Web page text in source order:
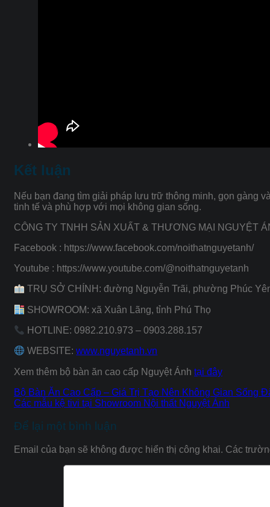
Kết luận
Nếu bạn đang tìm giải pháp lưu trữ thông minh, gọn gàng
tinh tế và phù hợp với mọi không gian sống.
CÔNG TY TNHH SẢN XUẤT & THƯƠNG MẠI NGUYỆT
Facebook : https://www.facebook.com/noithatnguyetanh/
Youtube : https://www.youtube.com/@noithatnguyetanh
TRỤ SỞ CHÍNH: đường Nguyễn Trãi, phường Phúc
SHOWROOM: xã Xuân Lãng, tỉnh Phú Thọ
HOTLINE: 0982.210.973 – 0903.288.157
WEBSITE:www.nguyetanh.vn
Xem thêm bộ bàn ăn cao cấp Nguyệt Ánh tại đây
Bộ Bàn Ăn Cao Cấp – Giá Trị Tạo Nên Không Gian Sống
Các mẫu kệ tivi tại Showroom Nội thất Nguyệt Ánh
Để lại một bình luận
Email của bạn sẽ không được hiển thị công khai. Các